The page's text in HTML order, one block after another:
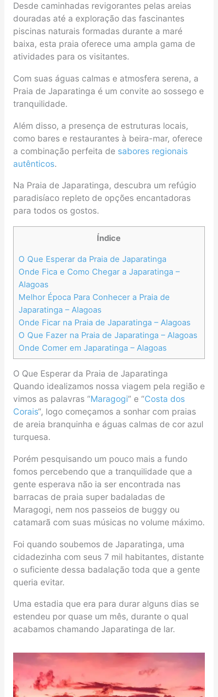
Desde caminhadas revigorantes pelas areias
douradas até a exploração das fascinantes
piscinas naturais formadas durante a maré
baixa, esta praia oferece uma ampla gama de
atividades para os visitantes.
Com suas águas calmas e atmosfera serena, a
Praia de Japaratinga é um convite ao sossego e
tranquilidade.
Além disso, a presença de estruturas locais,
como bares e restaurantes à beira-mar, oferece
a combinação perfeita de sabores regionais
autênticos.
Na Praia de Japaratinga, descubra um refúgio
paradisíaco repleto de opções encantadoras
para todos os gostos.
Índice
O Que Esperar da Praia de Japaratinga
Onde Fica e Como Chegar a Japaratinga –
Alagoas
Melhor Época Para Conhecer a Praia de
Japaratinga – Alagoas
Onde Ficar na Praia de Japaratinga – Alagoas
O Que Fazer na Praia de Japaratinga – Alagoas
Onde Comer em Japaratinga – Alagoas
O Que Esperar da Praia de Japaratinga
Quando idealizamos nossa viagem pela região e
vimos as palavras “Maragogi” e “Costa dos
Corais“, logo começamos a sonhar com praias
de areia branquinha e águas calmas de cor azul
turquesa.
Porém pesquisando um pouco mais a fundo
fomos percebendo que a tranquilidade que a
gente esperava não ia ser encontrada nas
barracas de praia super badaladas de
Maragogi, nem nos passeios de buggy ou
catamarã com suas músicas no volume máximo.
Foi quando soubemos de Japaratinga, uma
cidadezinha com seus 7 mil habitantes, distante
o suficiente dessa badalação toda que a gente
queria evitar.
Uma estadia que era para durar alguns dias se
estendeu por quase um mês, durante o qual
acabamos chamando Japaratinga de lar.